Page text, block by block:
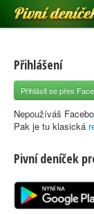
Pivní deníček
Pivní mapa
Pivní značky
Nápověda
Registrace
Přihlášení
Přihlásit se přes
Nepoužíváš
Pak je tu klasická
Pivní deníček